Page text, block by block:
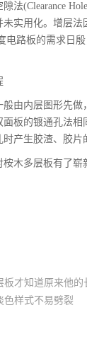
隙法(Clearance
实用化。增层
电路板的需求日
内层图形先做
板的镀通孔法
产生胶渣、胶片
多层板有了崭
板才知道原来他的
色样式不易劈裂